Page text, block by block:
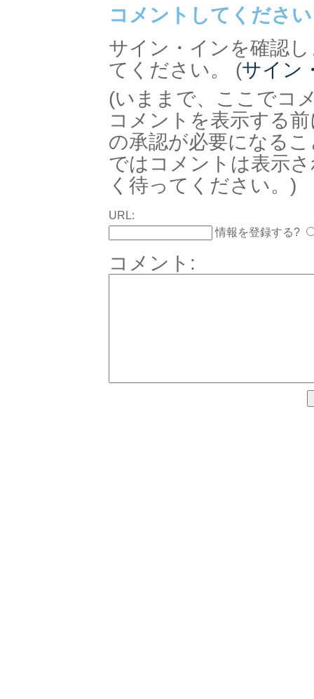
コメントしてください
サイン・インを確認
てください。 (サイン
(いままで、ここでコ
コメントを表示する
の承認が必要になる
ではコメントは表示
く待ってください。)
URL:
情報を登録する?
コメント: